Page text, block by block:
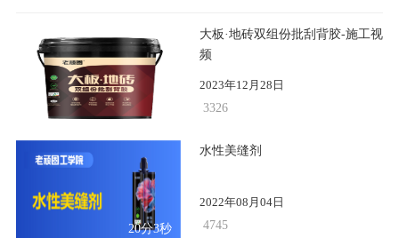
大板·地砖双组份批刮背胶-施工视
频
2023年12月28日
3326
20分3秒
水性美缝剂
2022年08月04日
4745